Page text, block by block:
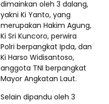
dimainkan oleh 3 dalang,
yakni Ki Yanto, yang
merupakan Hakim Agung,
Ki Sri Kuncoro, perwira
Polri berpangkat Ipda, dan
Ki Harso Widisantoso,
anggota TNI berpangkat
Mayor Angkatan Laut.
Selain dipandu oleh 3